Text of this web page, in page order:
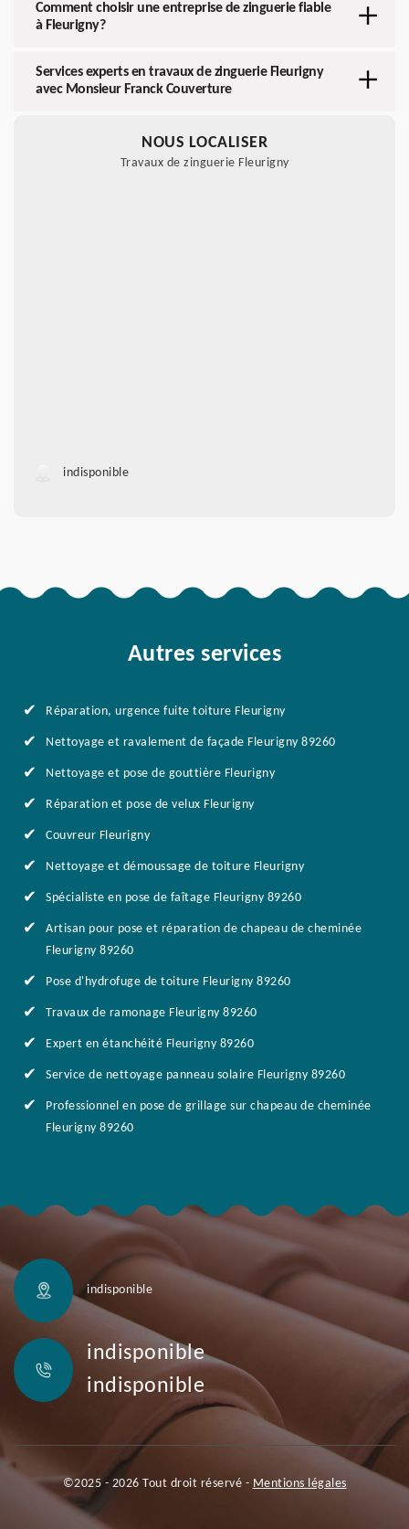
Comment choisir une entreprise de zinguerie fiable
à Fleurigny?
Services experts en travaux de zinguerie Fleurigny
avec Monsieur Franck Couverture
NOUS LOCALISER
Travaux de zinguerie Fleurigny
indisponible
Autres services
Réparation, urgence fuite toiture Fleurigny
Nettoyage et ravalement de façade Fleurigny 89260
Nettoyage et pose de gouttière Fleurigny
Réparation et pose de velux Fleurigny
Couvreur Fleurigny
Nettoyage et démoussage de toiture Fleurigny
Spécialiste en pose de faîtage Fleurigny 89260
Artisan pour pose et réparation de chapeau de cheminée
Fleurigny 89260
Pose d'hydrofuge de toiture Fleurigny 89260
Travaux de ramonage Fleurigny 89260
Expert en étanchéité Fleurigny 89260
Service de nettoyage panneau solaire Fleurigny 89260
Professionnel en pose de grillage sur chapeau de cheminée
Fleurigny 89260
indisponible
indisponible
indisponible
©2025 - 2026 Tout droit réservé - Mentions légales